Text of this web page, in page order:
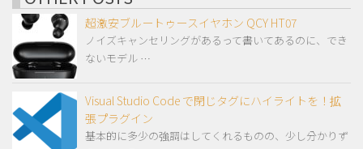
超激安ブルートゥースイヤホン QCY HT07
ノイズキャンセリングがあるって書いてあるのに、でき
ないモデル …
Visual Studio Code で閉じタグにハイライトを！拡
張プラグイン
基本的に多少の強調はしてくれるものの、少し分かりず